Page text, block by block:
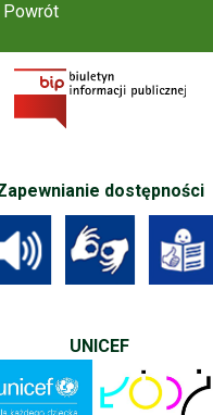
Powrót
dostępności
UNICEF